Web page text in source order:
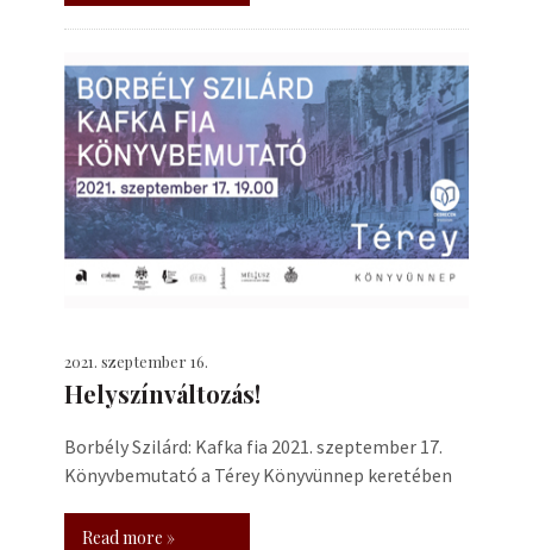
2021. szeptember 16.
Helyszínváltozás!
Borbély Szilárd: Kafka fia 2021. szeptember 17.
Könyvbemutató a Térey Könyvünnep keretében
Read more »